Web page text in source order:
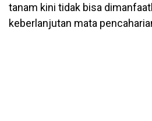
tanam kini tidak bisa
keberlanjutan mata